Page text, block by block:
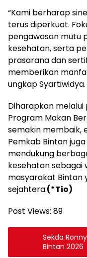
“Kami berharap
terus diperkuat.
pengawasan mutu
kesehatan, serta
prasarana dan
memberikan
ungkap Syartiwidya.
Diharapkan
Program Makan
semakin membaik,
Pemkab Bintan
mendukung
kesehatan sebagai
masyarakat Bintan
sejahtera.(*Tio)
Post Views: 89
Sekda
Bintan 2026